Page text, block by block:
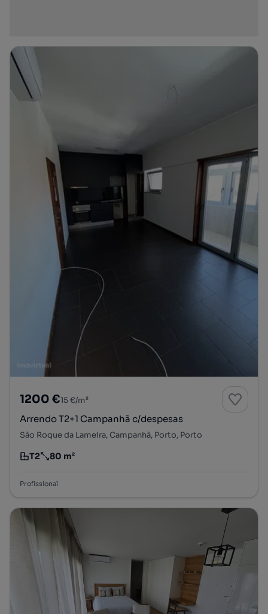
1200 €15 €/m²
Arrendo T2+1 Campanhã c/despesas
São Roque da Lameira, Campanhã, Porto, Porto
Tipologia
T2
Preço por metro quadrado
80 m²
Profissional